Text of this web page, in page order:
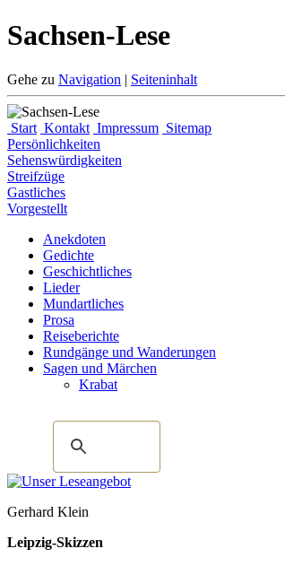
Sachsen-Lese
Gehe zu Navigation | Seiteninhalt
Start Kontakt Impressum Sitemap
Persönlichkeiten
Sehenswürdigkeiten
Streifzüge
Gastliches
Vorgestellt
Anekdoten
Gedichte
Geschichtliches
Lieder
Mundartliches
Prosa
Reiseberichte
Rundgänge und Wanderungen
Sagen und Märchen
Krabat
Gerhard Klein
Leipzig-Skizzen